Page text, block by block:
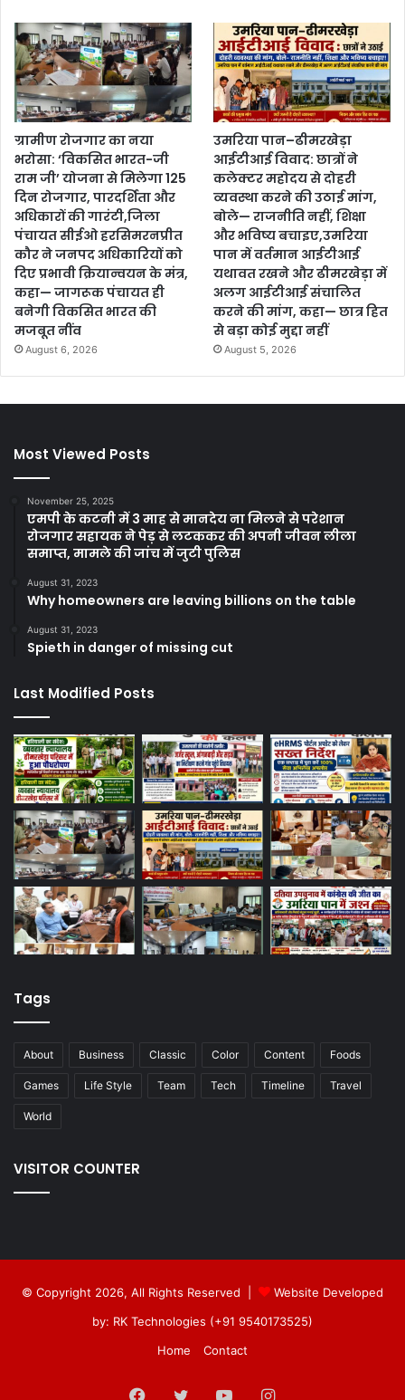
ग्रामीण रोजगार का नया
भरोसा: ‘विकसित भारत-जी
राम जी’ योजना से मिलेगा 125
दिन रोजगार, पारदर्शिता और
अधिकारों की गारंटी,जिला
पंचायत सीईओ हरसिमरनप्रीत
कौर ने जनपद अधिकारियों को
दिए प्रभावी क्रियान्वयन के मंत्र,
कहा— जागरूक पंचायत ही
बनेगी विकसित भारत की
मजबूत नींव
August 6, 2026
उमरिया पान–ढीमरखेड़ा
आईटीआई विवाद: छात्रों ने
कलेक्टर महोदय से दोहरी
व्यवस्था करने की उठाई मांग,
बोले— राजनीति नहीं, शिक्षा
और भविष्य बचाइए,उमरिया
पान में वर्तमान आईटीआई
यथावत रखने और ढीमरखेड़ा में
अलग आईटीआई संचालित
करने की मांग, कहा— छात्र हित
से बड़ा कोई मुद्दा नहीं
August 5, 2026
Most Viewed Posts
November 25, 2025
एमपी के कटनी में 3 माह से मानदेय ना मिलने से परेशान
रोजगार सहायक ने पेड़ से लटककर की अपनी जीवन लीला
समाप्त, मामले की जांच में जुटी पुलिस
August 31, 2023
Why homeowners are leaving billions on the table
August 31, 2023
Spieth in danger of missing cut
Last Modified Posts
Tags
About Business Classic Color Content Foods
Games Life Style Team Tech Timeline Travel
World
VISITOR COUNTER
© Copyright 2026, All Rights Reserved |
Website Developed
by: RK Technologies (+91 9540173525)
Home
Contact
Facebook
Twitter YouTubeInstagram